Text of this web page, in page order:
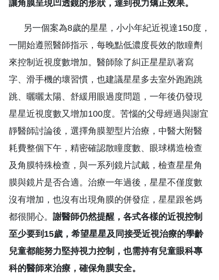
讓角膜呈現凹透鏡的形狀，達到視力矯正效果。
另一個案為8歲的星星，小小年紀近視達150度，
一開始遵照醫師指示，每晚點低濃度長效的散瞳劑
來控制近視度數增加。醫師除了糾正星星趴著寫
字、滑手機的壞習慣，也建議星星多去室外跑跑跳
跳、曬曬太陽、舒緩用眼過度問題，一年後仍發現
星星近視度數又增加100度。苦惱的父母經過與謝宜
靜醫師討論後，選擇角膜塑型片治療，中醫大附醫
耗費整個下午，精密確認散瞳度數、眼球構造檢查
及角膜特殊檢查，與一系列鏡片試戴，檢查星星角
膜與鏡片是否合適。治療一年過後，星星不僅度數
沒有增加，也沒有出現角膜的併發症，星星跟爸媽
都很開心。 謝醫師仍然提醒，各式各樣的近視控制
至少要到 15歲，希望星星及同接受近視治療的學齡
兒童都能努力堅持視力控制，也需持有兒童眼科專
科的醫師來治療，確保角膜安全。